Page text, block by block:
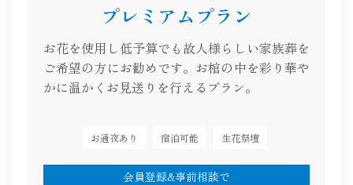
プレミアムプラン
お花を使用し低予算でも故人様らしい家族葬を
ご希望の方にお勧めです。お棺の中を彩り華や
かに温かくお見送りを行えるプラン。
お通夜あり 宿泊可能 生花祭壇
会員登録&事前相談で